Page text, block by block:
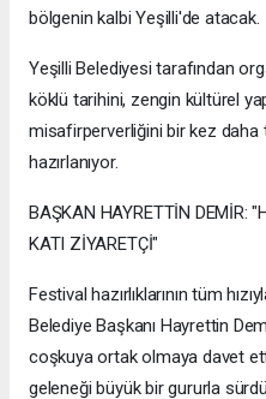
bölgenin kalbi Yeşilli'de atacak.
Yeşilli Belediyesi tarafından
köklü tarihini, zengin kültürel
misafirperverliğini bir kez
hazırlanıyor.
BAŞKAN HAYRETTİN DEMİR:
KATI ZİYARETÇİ"
Festival hazırlıklarının tüm
Belediye Başkanı Hayrettin
coşkuya ortak olmaya davet
geleneği büyük bir gururla